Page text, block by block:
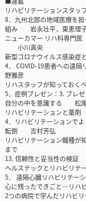
リハビリテーションスタッ
8．九州北部の地域医療を
組み 岩永壮平，東恵理
ニューカマー リハ科専門医
小川真央
新型コロナウイルス感染症
4． COVID-19患者への遠
野雅彦
リハスタッフが知っておく
5．症例プレゼン：3. プレ
自分の中を意識する 松
リハビリテーションと薬剤
4．リハビリテーションで
転倒 吉村芳弘
リハビリテーション職種が
まで
13. 信頼性と妥当性の検
ヘルステックとリハビリテ
5． 遠隔心臓リハビリテ
心に残ったできごと―リハ
2つの病院で学んだリハビ